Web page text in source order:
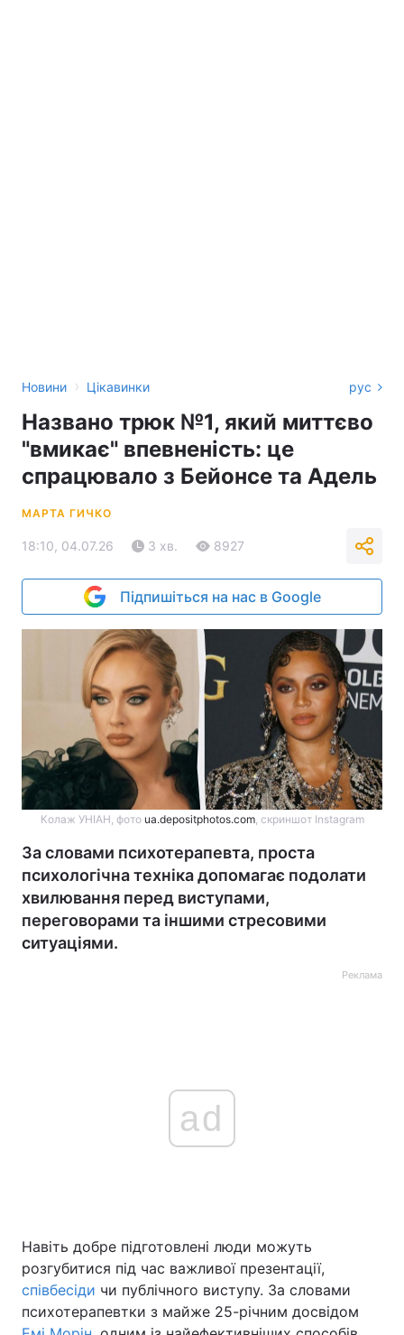
Новини › Цікавинки рус
Названо трюк №1, який миттєво
"вмикає" впевненість: це
спрацювало з Бейонсе та Адель
МАРТА ГИЧКО
18:10, 04.07.26 3 хв. 8927
Підпишіться на нас в Google
Колаж УНІАН, фото ua.depositphotos.com, скриншот Instagram
За словами психотерапевта, проста
психологічна техніка допомагає подолати
хвилювання перед виступами,
переговорами та іншими стресовими
ситуаціями.
Реклама
ad
Навіть добре підготовлені люди можуть
розгубитися під час важливої презентації,
співбесіди чи публічного виступу. За словами
психотерапевтки з майже 25-річним досвідом